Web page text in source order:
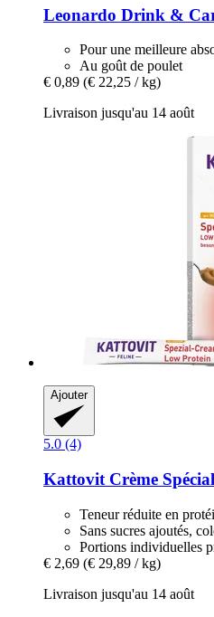
Leonardo Drink &
Pour une meilleure
Au goût de poulet
€ 0,89 (€ 22,25 / kg)
Livraison jusqu'au 14 août
Ajouter
5.0 (4)
Kattovit Crème
Teneur réduite en
Sans sucres ajoutés,
Portions individuelles
€ 2,69 (€ 29,89 / kg)
Livraison jusqu'au 14 août